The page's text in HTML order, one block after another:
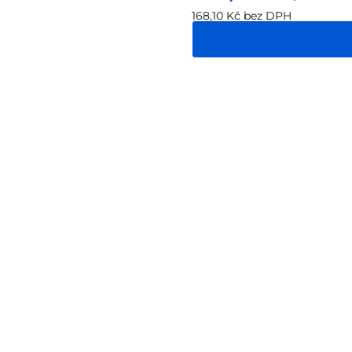
168,10 Kč bez DPH